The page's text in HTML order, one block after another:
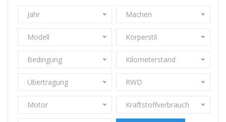
Jahr Machen
Modell Körperstil
Bedingung Kilometerstand
Übertragung RWD
Motor Kraftstoffverbrauch